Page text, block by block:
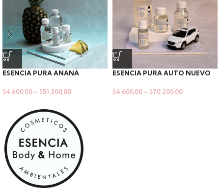
ESENCIA PURA ANANÁ
$4.600,00 – $51.300,00
ESENCIA PURA AUTO NUEVO
$4.600,00 – $70.200,00